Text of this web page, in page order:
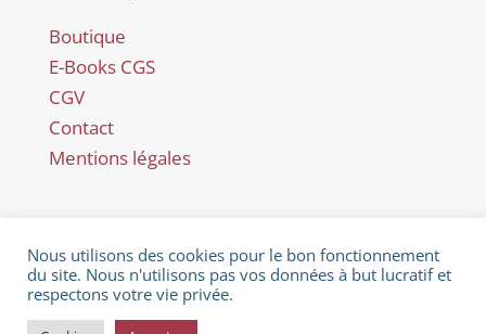
Boutique
E-Books CGS
CGV
Contact
Mentions légales
© Février 2018 - Catherine Gaillard-Sarron - Rue Es Perreyres
28 - CH-1436 Chamblon - Littérature - Poèmes - Nouvelles -
Nous utilisons des cookies pour le bon fonctionnement
du site. Nous n'utilisons pas vos données à but lucratif et
respectons votre vie privée.